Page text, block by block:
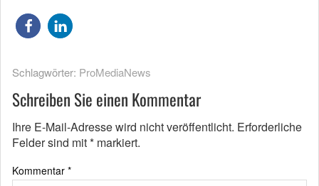
Schlagwörter: ProMediaNews
Schreiben Sie einen Kommentar
Ihre E-Mail-Adresse wird nicht veröffentlicht. Erforderliche
Felder sind mit* markiert.
Kommentar *